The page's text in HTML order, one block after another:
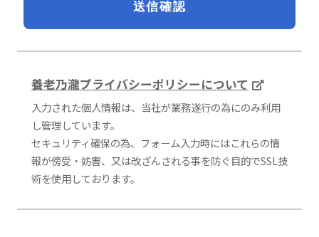
養老乃瀧プライバシーポリシーについて
入力された個人情報は、当社が業務遂行の為にのみ利用
し管理しています。
セキュリティ確保の為、フォーム入力時にはこれらの情
報が傍受・妨害、又は改ざんされる事を防ぐ目的でSSL技
術を使用しております。